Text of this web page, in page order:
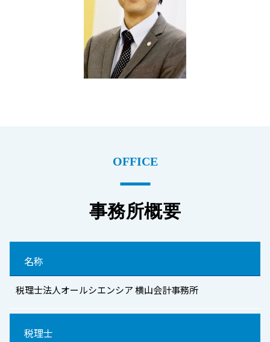
OFFICE
事務所概要
名称
税理士法人オールシエンシア 横山会計事務所
税理士